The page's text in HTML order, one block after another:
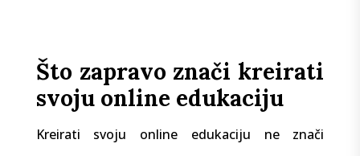
Što zapravo znači kreirati
svoju online edukaciju
Kreirati svoju online edukaciju ne znači